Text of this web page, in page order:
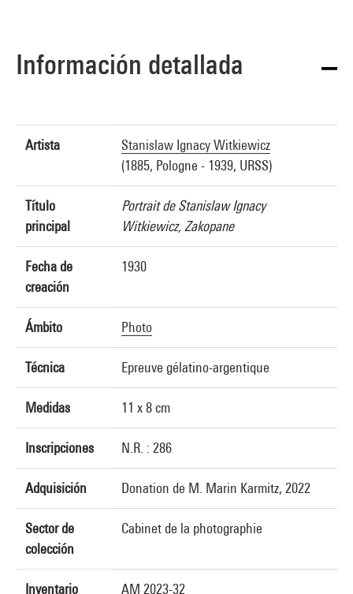
Información detallada
Artista
Stanislaw Ignacy Witkiewicz
(1885, Pologne - 1939, URSS)
Título
principal
Portrait de Stanislaw Ignacy
Witkiewicz, Zakopane
Fecha de
creación
1930
Ámbito Photo
Técnica Epreuve gélatino-argentique
Medidas 11 x 8 cm
Inscripciones N.R. : 286
Adquisición Donation de M. Marin Karmitz, 2022
Sector de
colección
Cabinet de la photographie
Inventario AM 2023-32